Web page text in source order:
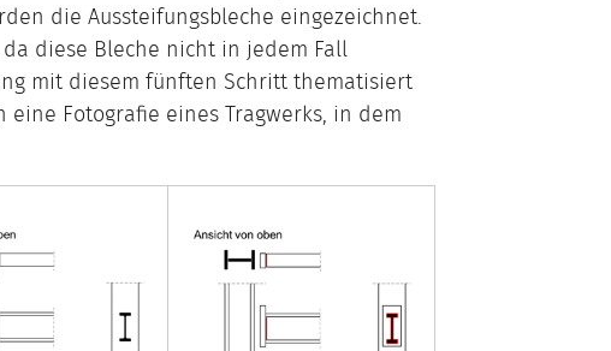
die Aussteifungsbleche eingezeichnet.
diese Bleche nicht in jedem Fall
mit diesem fünften Schritt thematisiert
eine Fotografie eines Tragwerks, in dem